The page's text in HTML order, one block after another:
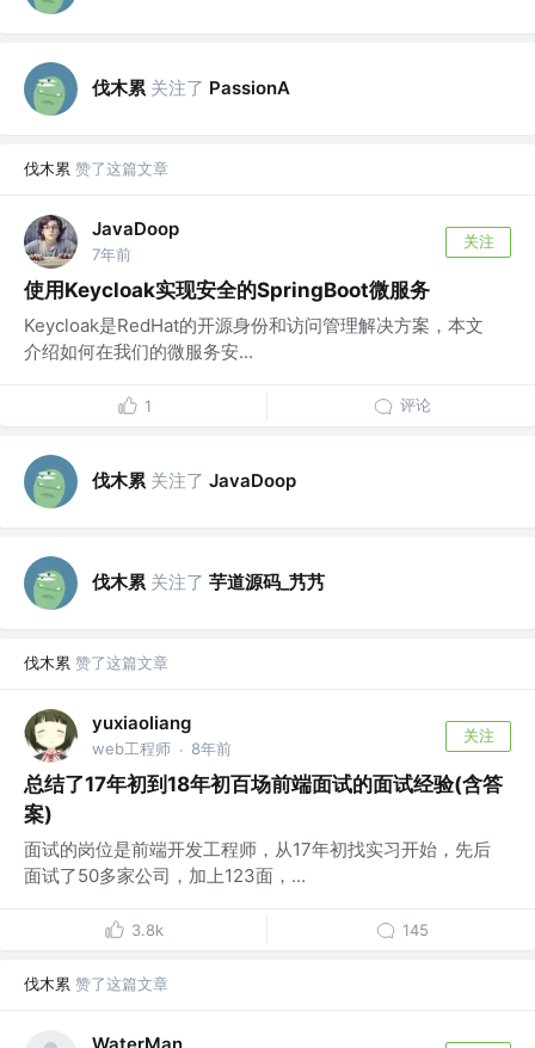
伐木累 关注了 PassionA
伐木累 赞了这篇文章
JavaDoop
7年前
关注
使用Keycloak实现安全的SpringBoot微服务
Keycloak是RedHat的开源身份和访问管理解决方案，本文
介绍如何在我们的微服务安...
1 评论
伐木累 关注了 JavaDoop
伐木累 关注了 芋道源码_艿艿
伐木累 赞了这篇文章
yuxiaoliang
web工程师 · 8年前
关注
总结了17年初到18年初百场前端面试的面试经验(含答
案)
面试的岗位是前端开发工程师，从17年初找实习开始，先后
面试了50多家公司，加上123面，...
3.8k 145
伐木累 赞了这篇文章